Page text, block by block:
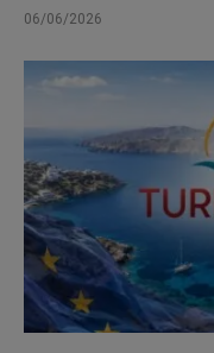
06/06/2026